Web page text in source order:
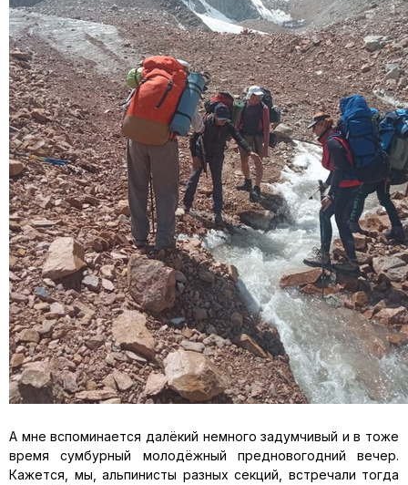
А мне вспоминается далёкий немного задумчивый и в тоже
время сумбурный молодёжный предновогодний вечер.
Кажется, мы, альпинисты разных секций, встречали тогда